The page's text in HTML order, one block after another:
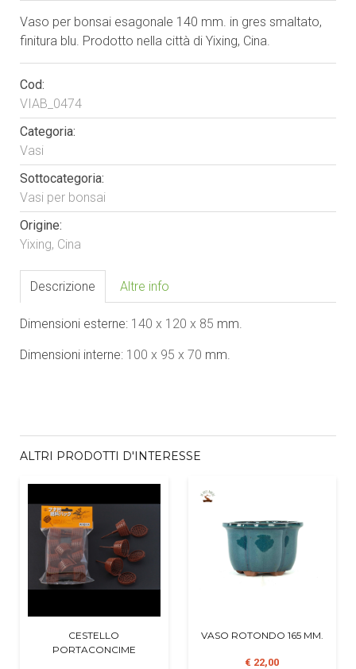
Vaso per bonsai esagonale 140 mm. in gres smaltato,
finitura blu. Prodotto nella città di Yixing, Cina.
Cod:
VIAB_0474
Categoria:
Vasi
Sottocategoria:
Vasi per bonsai
Origine:
Yixing, Cina
Descrizione Altre info
Dimensioni esterne: 140 x 120 x 85 mm.
Dimensioni interne: 100 x 95 x 70 mm.
ALTRI PRODOTTI D'INTERESSE
CESTELLO
PORTACONCIME
VASO ROTONDO 165 MM.
€ 22,00